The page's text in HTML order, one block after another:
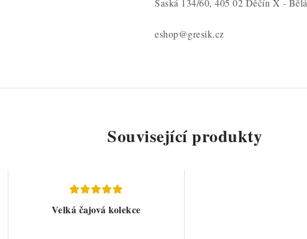
Saská 134/60, 405 02 Děčín X - Bělá
eshop@gresik.cz
Související produkty
Velká čajová kolekce